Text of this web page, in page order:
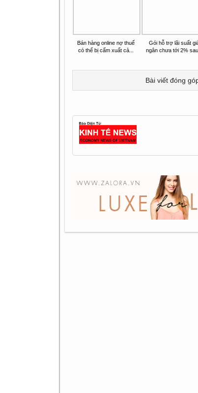
Bán hàng online nợ thuế
có thể bị cấm xuất cả...
Gói hỗ trợ lãi suất
ngân chưa tới 2%
Bài viết đóng